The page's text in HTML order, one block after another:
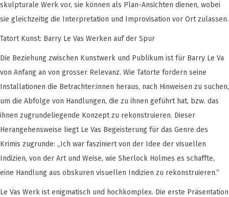
skulpturale Werk vor, sie können als Plan-Ansichten dienen, wobei
sie gleichzeitig die Interpretation und Improvisation vor Ort zulassen.
Tatort Kunst: Barry Le Vas Werken auf der Spur
Die Beziehung zwischen Kunstwerk und Publikum ist für Barry Le Va
von Anfang an von grosser Relevanz. Wie Tatorte fordern seine
Installationen die Betrachter:innen heraus, nach Hinweisen zu suchen,
um die Abfolge von Handlungen, die zu ihnen geführt hat, bzw. das
ihnen zugrundeliegende Konzept zu rekonstruieren. Dieser
Herangehensweise liegt Le Vas Begeisterung für das Genre des
Krimis zugrunde: „Ich war fasziniert von der Idee der visuellen
Indizien, von der Art und Weise, wie Sherlock Holmes es schaffte,
eine Handlung aus obskuren visuellen Indizien zu rekonstruieren.“
Le Vas Werk ist enigmatisch und hochkomplex. Die erste Präsentation